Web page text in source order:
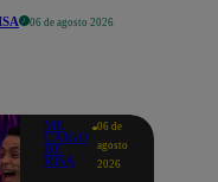
06 de agosto 2026
ME
CAIGO
DE
RISA
06 de
agosto
2026